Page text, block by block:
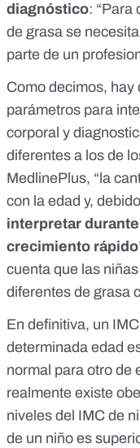
diagnóstico: “Para
de grasa se
parte de un
Como decimos, hay
parámetros para
corporal y
diferentes a los de
MedlinePlus, “la
con la edad y,
interpretar
crecimiento rápido
cuenta que las
diferentes de grasa
En definitiva, un
determinada edad
normal para otro de
realmente existe
niveles del IMC de
de un niño es